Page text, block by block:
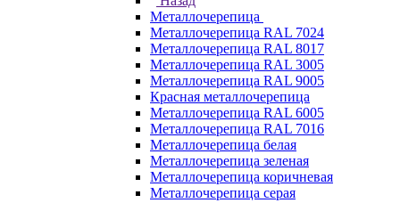
Металлочерепица
Металлочерепица RAL 7024
Металлочерепица RAL 8017
Металлочерепица RAL 3005
Металлочерепица RAL 9005
Красная металлочерепица
Металлочерепица RAL 6005
Металлочерепица RAL 7016
Металлочерепица белая
Металлочерепица зеленая
Металлочерепица коричневая
Металлочерепица серая